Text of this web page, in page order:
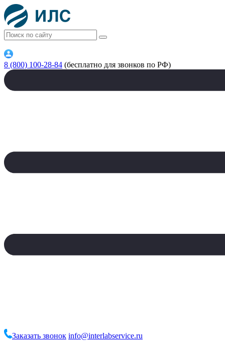
8 (800) 100-28-84 (бесплатно для звонков по РФ)
Заказать звонок info@interlabservice.ru